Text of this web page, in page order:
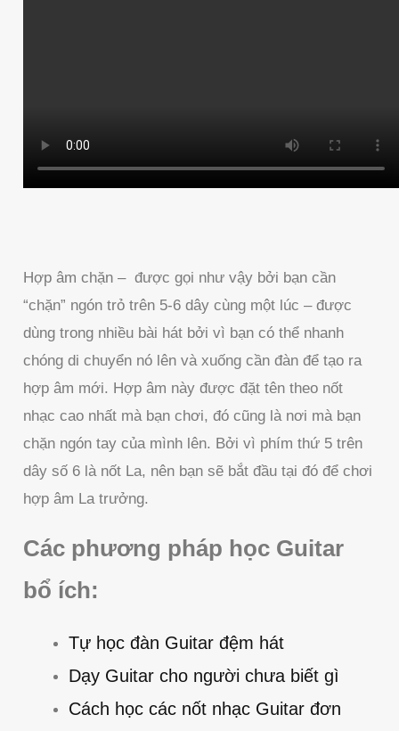
Hợp âm chặn – được gọi như vậy bởi bạn cần
“chặn” ngón trỏ trên 5-6 dây cùng một lúc – được
dùng trong nhiều bài hát bởi vì bạn có thể nhanh
chóng di chuyển nó lên và xuống cần đàn để tạo ra
hợp âm mới. Hợp âm này được đặt tên theo nốt
nhạc cao nhất mà bạn chơi, đó cũng là nơi mà bạn
chặn ngón tay của mình lên. Bởi vì phím thứ 5 trên
dây số 6 là nốt La, nên bạn sẽ bắt đầu tại đó để chơi
hợp âm La trưởng.
Các phương pháp học Guitar
bổ ích:
Tự học đàn Guitar đệm hát
Dạy Guitar cho người chưa biết gì
Cách học các nốt nhạc Guitar đơn